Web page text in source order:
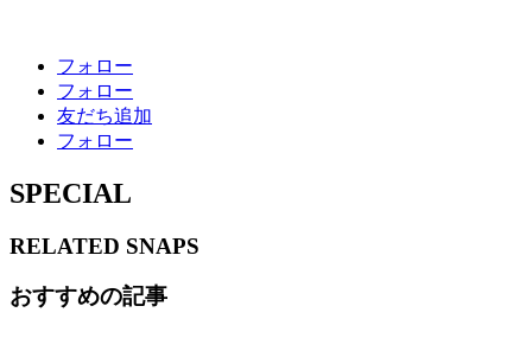
フォロー
フォロー
友だち追加
フォロー
SPECIAL
RELATED SNAPS
おすすめの記事